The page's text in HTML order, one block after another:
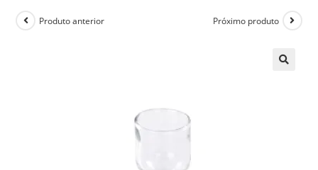
Produto anterior Próximo produto